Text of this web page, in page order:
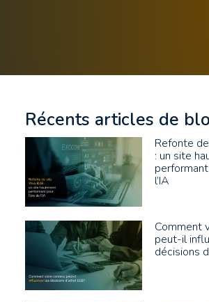
Récents articles de
Refonte
: un site
l’IA
Comment
peut-il
décisions